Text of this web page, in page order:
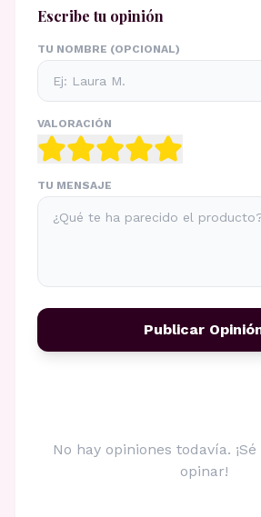
Escribe tu opinión
TU NOMBRE (OPCIONAL)
VALORACIÓN
TU MENSAJE
Publicar
No hay opiniones todavía.
opinar!